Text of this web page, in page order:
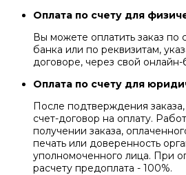
Оплата по счету для
Вы можете оплатить заказ по
банка или по реквизитам,
договоре, через свой онлайн-
Оплата по счету для
После подтверждения
счет-договор на оплату.
получении заказа,
печать или доверенность
уполномоченного лица. При
расчету предоплата - 100%.